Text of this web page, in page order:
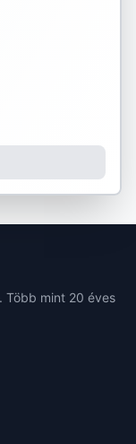
Több mint 20 éves